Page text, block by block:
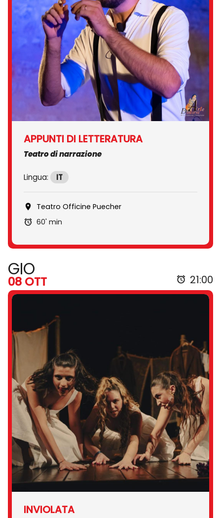
APPUNTI DI LETTERATURA
Teatro di narrazione
Lingua: IT
Teatro Officine Puecher
60' min
GIO
08 OTT 21:00
INVIOLATA